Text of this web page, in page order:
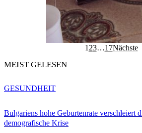
1 23…17Nächste
MEIST GELESEN
Bulgariens hohe Geburtenrate verschleiert
demografische Krise
GESUNDHEIT